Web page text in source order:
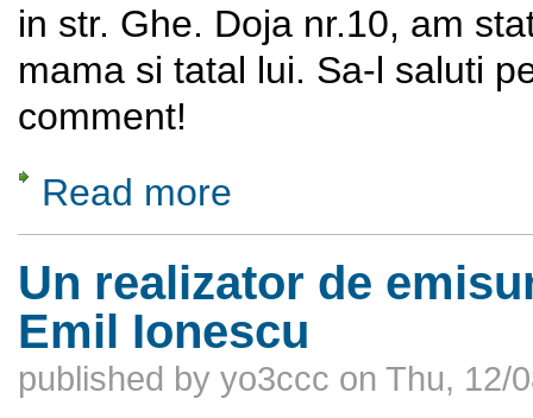
in str. Ghe. Doja nr.10, am
mama si tatal lui. Sa-l saluti
comment!
Read more
Un realizator de
Emil Ionescu
published by yo3ccc on Thu, 12/